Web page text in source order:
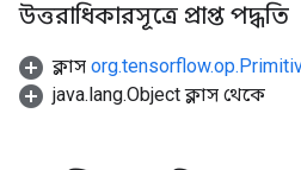
উত্তরাধিকারসূত্রে প্রাপ্ত পদ্ধতি
ক্লাস
java.lang.Object ক্লাস থেকে